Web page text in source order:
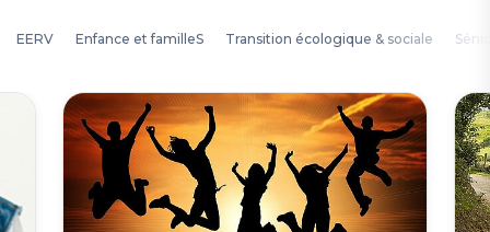
EERV Enfance et familleS Transition écologique & sociale